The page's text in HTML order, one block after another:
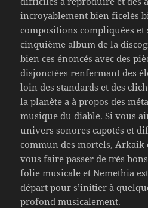
incroyablement bien ficelés
compositions compliquées et
cinquième album de la
bien ces énoncés avec des
disjonctées renfermant des
loin des standards et des
la planète a à propos des
musique du diable. Si vous
univers sonores capotés et
commun des mortels,
vous faire passer de très
folie musicale et Nemethia
départ pour s’initier à
profond musicalement.